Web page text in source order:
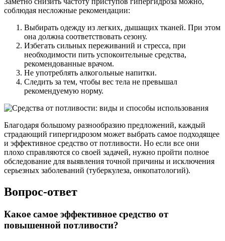
соблюдая несложные рекомендации:
Выбирать одежду из легких, дышащих тканей. При этом
она должна соответствовать сезону.
Избегать сильных переживаний и стресса, при
необходимости пить успокоительные средства,
рекомендованные врачом.
Не употреблять алкогольные напитки.
Следить за тем, чтобы вес тела не превышал
рекомендуемую норму.
Благодаря большому разнообразию предложений, каждый
страдающий гипергидрозом может выбрать самое подходящее
и эффективное средство от потливости. Но если все они
плохо справляются со своей задачей, нужно пройти полное
обследование для выявления точной причины и исключения
серьезных заболеваний (туберкулеза, онкопатологий).
Вопрос-ответ
Какое самое эффективное средство от
повышенной потливости?